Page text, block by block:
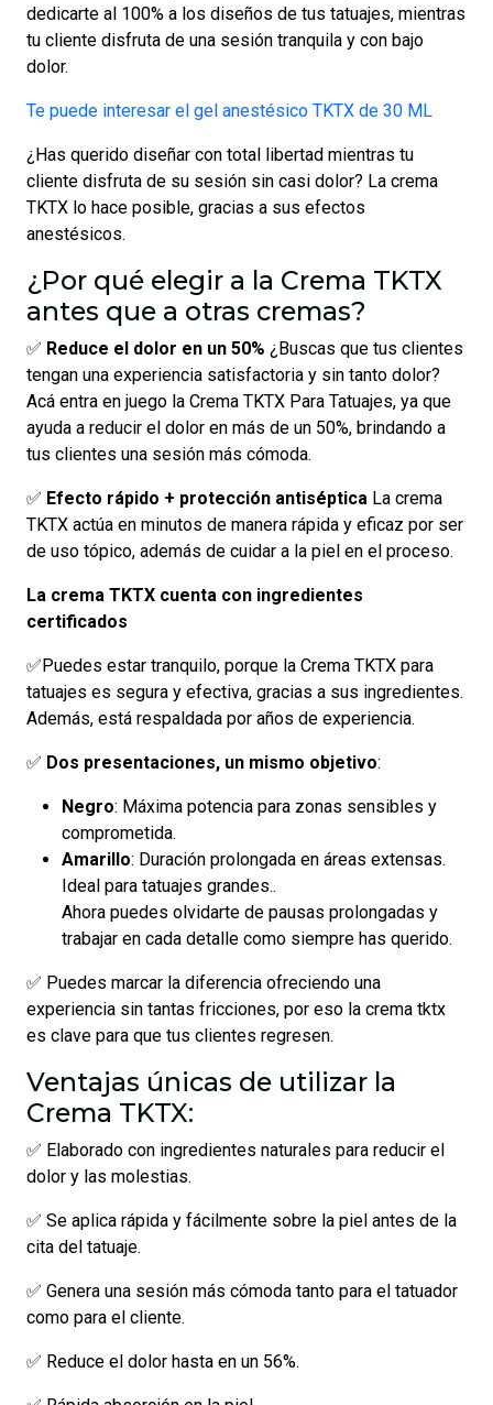
dedicarte al 100% a los diseños de tus tatuajes, mientras
tu cliente disfruta de una sesión tranquila y con bajo
dolor.
Te puede interesar el gel anestésico TKTX de 30 ML
¿Has querido diseñar con total libertad mientras tu
cliente disfruta de su sesión sin casi dolor? La crema
TKTX lo hace posible, gracias a sus efectos
anestésicos.
¿Por qué elegir a la Crema TKTX
antes que a otras cremas?
✅ Reduce el dolor en un 50% ¿Buscas que tus clientes
tengan una experiencia satisfactoria y sin tanto dolor?
Acá entra en juego la Crema TKTX Para Tatuajes, ya que
ayuda a reducir el dolor en más de un 50%, brindando a
tus clientes una sesión más cómoda.
✅ Efecto rápido + protección antiséptica La crema
TKTX actúa en minutos de manera rápida y eficaz por ser
de uso tópico, además de cuidar a la piel en el proceso.
La crema TKTX cuenta con ingredientes
certificados
✅Puedes estar tranquilo, porque la Crema TKTX para
tatuajes es segura y efectiva, gracias a sus ingredientes.
Además, está respaldada por años de experiencia.
✅ Dos presentaciones, un mismo objetivo:
Negro: Máxima potencia para zonas sensibles y
comprometida.
Amarillo: Duración prolongada en áreas extensas.
Ideal para tatuajes grandes..
Ahora puedes olvidarte de pausas prolongadas y
trabajar en cada detalle como siempre has querido.
✅ Puedes marcar la diferencia ofreciendo una
experiencia sin tantas fricciones, por eso la crema tktx
es clave para que tus clientes regresen.
Ventajas únicas de utilizar la
Crema TKTX:
✅ Elaborado con ingredientes naturales para reducir el
dolor y las molestias.
✅ Se aplica rápida y fácilmente sobre la piel antes de la
cita del tatuaje.
✅ Genera una sesión más cómoda tanto para el tatuador
como para el cliente.
✅ Reduce el dolor hasta en un 56%.